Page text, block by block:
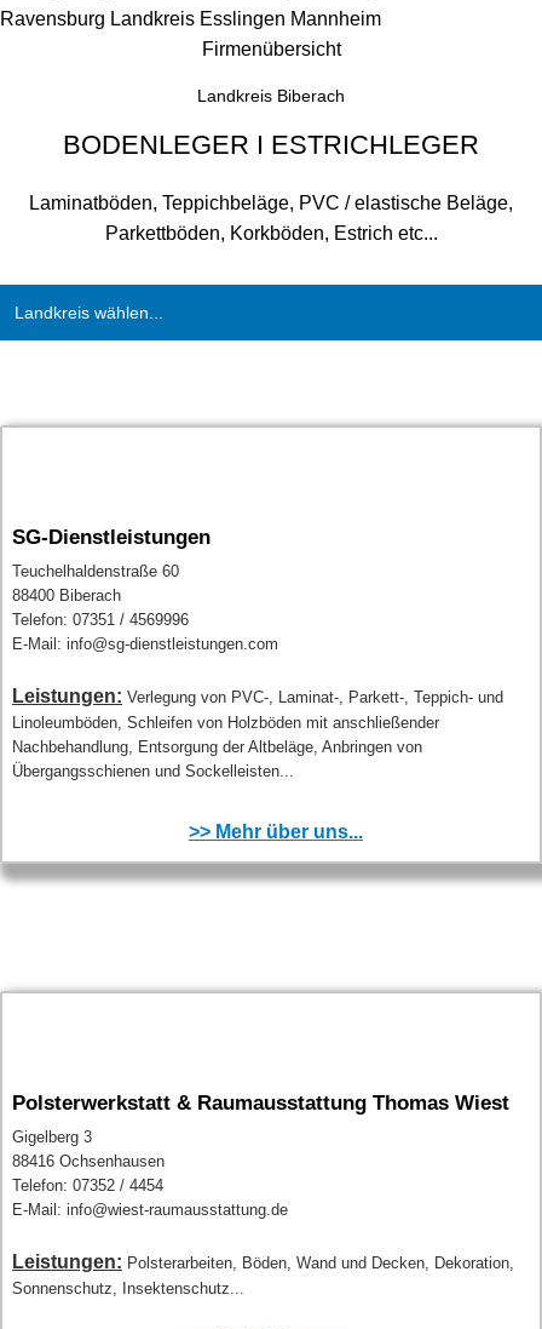
Ravensburg Landkreis Esslingen Mannheim
Firmenübersicht
Landkreis Biberach
BODENLEGER I ESTRICHLEGER
Laminatböden, Teppichbeläge, PVC / elastische Beläge,
Parkettböden, Korkböden, Estrich etc...
Landkreis wählen...
SG-Dienstleistungen
Teuchelhaldenstraße 60
88400 Biberach
Telefon: 07351 / 4569996
E-Mail: info@sg-dienstleistungen.com
Leistungen: Verlegung von PVC-, Laminat-, Parkett-, Teppich- und
Linoleumböden, Schleifen von Holzböden mit anschließender
Nachbehandlung, Entsorgung der Altbeläge, Anbringen von
Übergangsschienen und Sockelleisten...
>> Mehr über uns...
Polsterwerkstatt & Raumausstattung Thomas Wiest
Gigelberg 3
88416 Ochsenhausen
Telefon: 07352 / 4454
E-Mail: info@wiest-raumausstattung.de
Leistungen: Polsterarbeiten, Böden, Wand und Decken, Dekoration,
Sonnenschutz, Insektenschutz...